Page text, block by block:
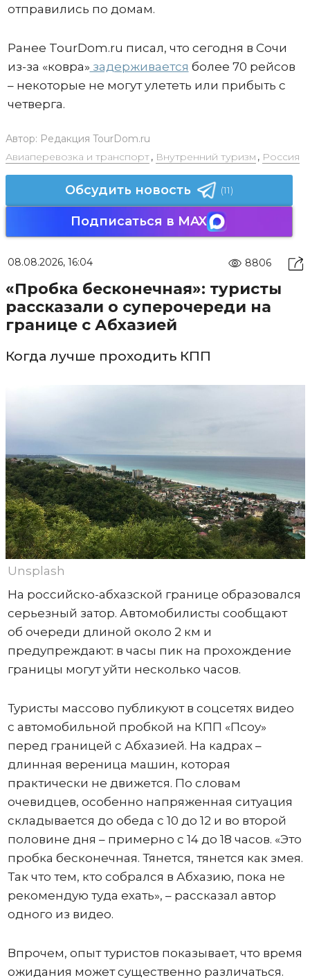
отправились по домам.
Ранее TourDom.ru писал, что сегодня в Сочи
из-за «ковра» задерживается более 70 рейсов
– некоторые не могут улететь или прибыть с
четверга.
Автор: Редакция TourDom.ru
Авиаперевозка и транспорт, Внутренний туризм , Россия
Обсудить новость (11)
Подписаться в MAX
08.08.2026, 16:04 8806
«Пробка бесконечная»: туристы
рассказали о суперочереди на
границе с Абхазией
Когда лучше проходить КПП
Unsplash
На российско-абхазской границе образовался
серьезный затор. Автомобилисты сообщают
об очереди длиной около 2 км и
предупреждают: в часы пик на прохождение
границы могут уйти несколько часов.
Туристы массово публикуют в соцсетях видео
с автомобильной пробкой на КПП «Псоу»
перед границей с Абхазией. На кадрах –
длинная вереница машин, которая
практически не движется. По словам
очевидцев, особенно напряженная ситуация
складывается до обеда с 10 до 12 и во второй
половине дня – примерно с 14 до 18 часов. «Это
пробка бесконечная. Тянется, тянется как змея.
Так что тем, кто собрался в Абхазию, пока не
рекомендую туда ехать», – рассказал автор
одного из видео.
Впрочем, опыт туристов показывает, что время
ожидания может существенно различаться.